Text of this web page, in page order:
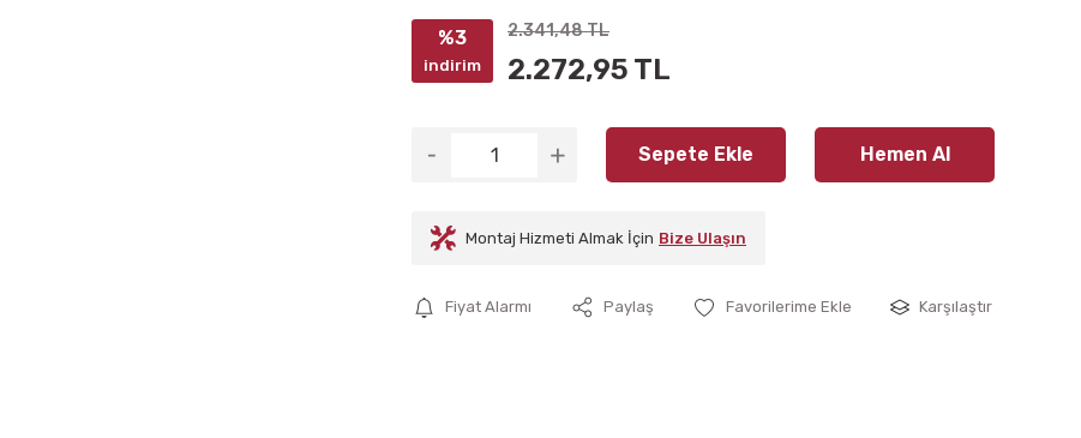
%3
indirim
2.341,48 TL
2.272,95 TL
Sepete Ekle Hemen Al
Montaj Hizmeti Almak İçin Bize Ulaşın
Fiyat Alarmı Paylaş Karşılaştır